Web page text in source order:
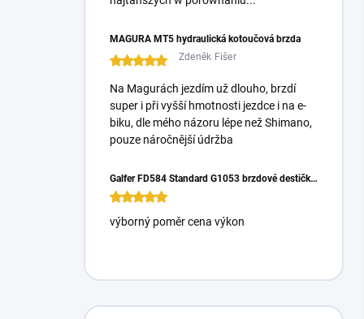
MAGURA MT5 hydraulická kotoučová brzda
Zdeněk Fišer
Na Magurách jezdím už dlouho, brzdí
super i při vyšší hmotnosti jezdce i na e-
biku, dle mého názoru lépe než Shimano,
pouze náročnější údržba
Galfer FD584 Standard G1053 brzdové destičky pro Magura Gustrav PRO
výborný poměr cena výkon